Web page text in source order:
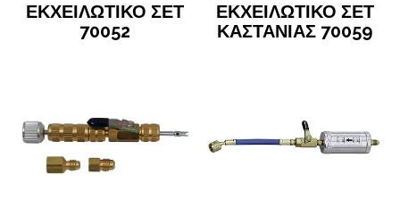
ΕΚΧΕΙΛΩΤΙΚΟ ΣΕΤ
70052
ΕΚΧΕΙΛΩΤΙΚΟ ΣΕΤ
ΚΑΣΤΑΝΙΑΣ 70059